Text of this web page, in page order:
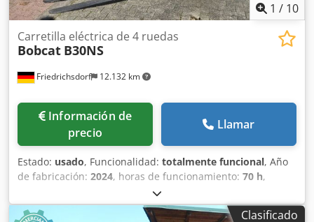
1 / 10
Friedrichsdorf 12.132 km
Carretilla eléctrica de 4 ruedas
Bobcat B30NS
Información de
precio
Llamar
Estado: usado, Funcionalidad: totalmente funcional, Año
de fabricación: 2024, horas de funcionamiento: 70 h,
3.000 kg, altura de elevación:
mm, ascensor libre:1.475 mm, tipo de combustible:
Clasificado